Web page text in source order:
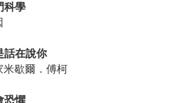
科學
話在說你
米歇爾．傅柯
恐懼